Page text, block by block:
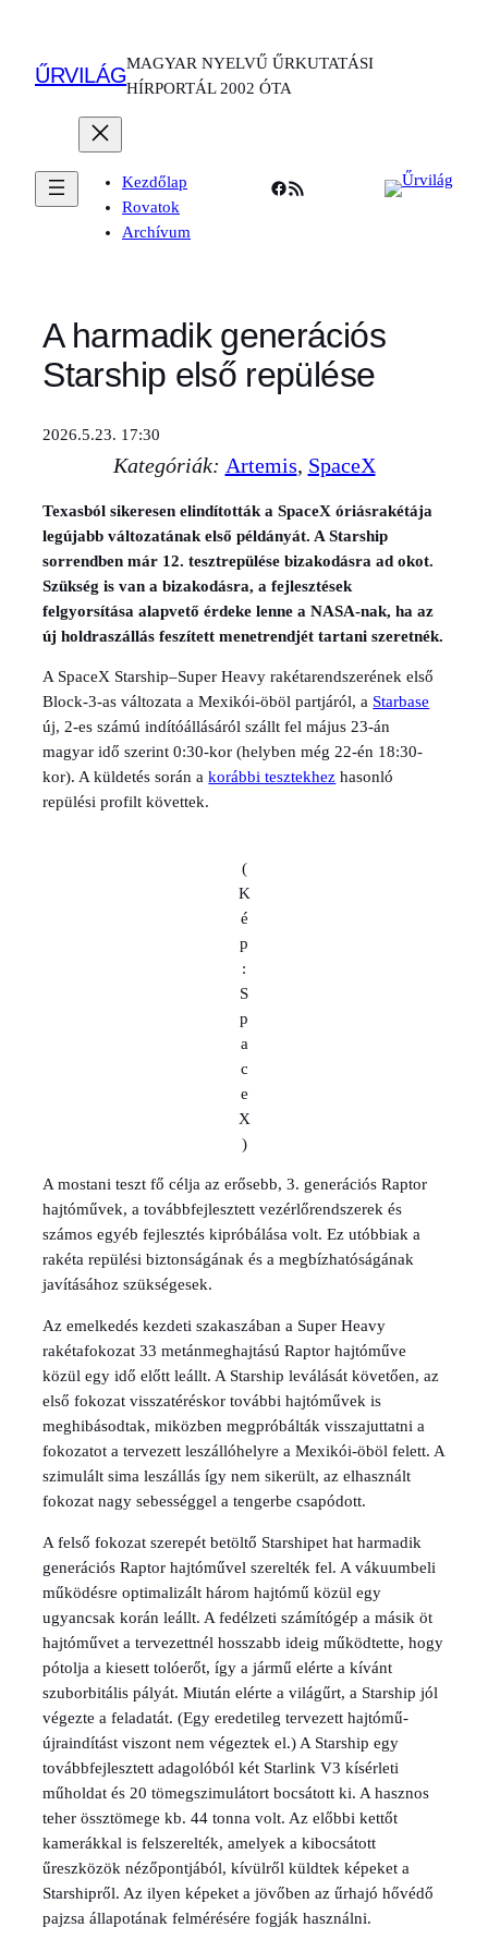
tartalomhoz
ŰRVILÁG
MAGYAR NYELVŰ ŰRKUTATÁSI
HÍRPORTÁL 2002 ÓTA
Kezdőlap
Rovatok
Archívum
Facebook
RSS Feed
A harmadik generációs
Starship első repülése
2026.5.23. 17:30
Kategóriák: Artemis, SpaceX
Texasból sikeresen elindították a SpaceX óriásrakétája
legújabb változatának első példányát. A Starship
sorrendben már 12. tesztrepülése bizakodásra ad okot.
Szükség is van a bizakodásra, a fejlesztések
felgyorsítása alapvető érdeke lenne a NASA-nak, ha az
új holdraszállás feszített menetrendjét tartani szeretnék.
A SpaceX Starship–Super Heavy rakétarendszerének első
Block-3-as változata a Mexikói-öböl partjáról, a Starbase
új, 2-es számú indítóállásáról szállt fel május 23-án
magyar idő szerint 0:30-kor (helyben még 22-én 18:30-
kor). A küldetés során akorábbi tesztekhez hasonló
repülési profilt követtek.
(
K
é
p
:
S
p
a
c
e
X
)
A mostani teszt fő célja az erősebb, 3. generációs Raptor
hajtóművek, a továbbfejlesztett vezérlőrendszerek és
számos egyéb fejlesztés kipróbálása volt. Ez utóbbiak a
rakéta repülési biztonságának és a megbízhatóságának
javításához szükségesek.
Az emelkedés kezdeti szakaszában a Super Heavy
rakétafokozat 33 metánmeghajtású Raptor hajtóműve
közül egy idő előtt leállt. A Starship leválását követően, az
első fokozat visszatéréskor további hajtóművek is
meghibásodtak, miközben megpróbálták visszajuttatni a
fokozatot a tervezett leszállóhelyre a Mexikói-öböl felett. A
szimulált sima leszállás így nem sikerült, az elhasznált
fokozat nagy sebességgel a tengerbe csapódott.
A felső fokozat szerepét betöltő Starshipet hat harmadik
generációs Raptor hajtóművel szerelték fel. A vákuumbeli
működésre optimalizált három hajtómű közül egy
ugyancsak korán leállt. A fedélzeti számítógép a másik öt
hajtóművet a tervezettnél hosszabb ideig működtette, hogy
pótolja a kiesett tolóerőt, így a jármű elérte a kívánt
szuborbitális pályát. Miután elérte a világűrt, a Starship jól
végezte a feladatát. (Egy eredetileg tervezett hajtómű-
újraindítást viszont nem végeztek el.) A Starship egy
továbbfejlesztett adagolóból két Starlink V3 kísérleti
műholdat és 20 tömegszimulátort bocsátott ki. A hasznos
teher össztömege kb. 44 tonna volt. Az előbbi kettőt
kamerákkal is felszerelték, amelyek a kibocsátott
űreszközök nézőpontjából, kívülről küldtek képeket a
Starshipről. Az ilyen képeket a jövőben az űrhajó hővédő
pajzsa állapotának felmérésére fogják használni.